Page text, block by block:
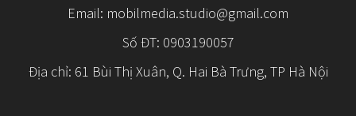
Email: mobilmedia.studio@gmail.com
Số ĐT: 0903190057
Địa chỉ: 61 Bùi Thị Xuân, Q. Hai Bà Trưng, TP Hà Nội